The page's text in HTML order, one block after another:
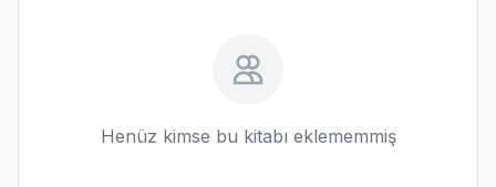
Henüz kimse bu kitabı eklememmiş